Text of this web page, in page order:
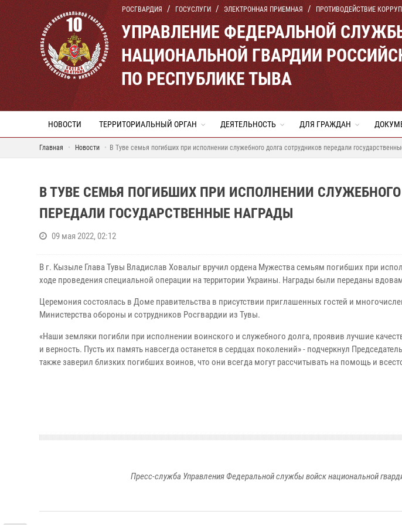
РОСГВАРДИЯ ГОСУСЛУГИ ЭЛЕКТРОННАЯ ПРИЕМНАЯ ПРОТИВОДЕЙСТВИЕ
УПРАВЛЕНИЕ ФЕДЕРАЛЬНОЙ
НАЦИОНАЛЬНОЙ ГВАРДИИ
ПО РЕСПУБЛИКЕ ТЫВА
НОВОСТИ ТЕРРИТОРИАЛЬНЫЙ ОРГАН ДЕЯТЕЛЬНОСТЬ ДЛЯ ГРАЖДАН
Главная Новости В Туве семья погибших при исполнении служебного долга сотрудников передали
В ТУВЕ СЕМЬЯ ПОГИБШИХ ПРИ ИСПОЛНЕНИИ
ПЕРЕДАЛИ ГОСУДАРСТВЕННЫЕ НАГРАДЫ
09 мая 2022, 02:12
В г. Кызыле Глава Тувы Владислав Ховалыг вручил ордена Мужества семьям погибших при
ходе проведения специальной операции на территории Украины. Награды были переданы
Церемония состоялась в Доме правительства в присутствии приглашенных гостей и
Министерства обороны и сотрудников Росгвардии из Тувы.
«Наши земляки погибли при исполнении воинского и служебного долга, проявив лучшие
и верность. Пусть их память навсегда останется в сердцах поколений» - подчеркнул
также заверил близких погибших воинов, что они всегда могут рассчитывать на помощь и
Пресс-служба Управления Федеральной службы войск национальной